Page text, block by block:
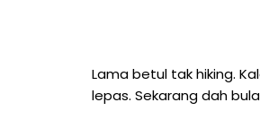
Lama betul tak hiking.
lepas. Sekarang dah